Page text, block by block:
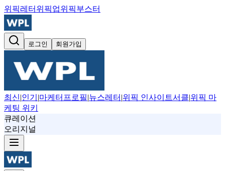
위픽레터 위픽업위픽부스터
로그인 회원가입
최신|인기 |마케터프로필|뉴스레터 |위픽 인사이트서클|위픽 마
케팅 위키
큐레이션
오리지널